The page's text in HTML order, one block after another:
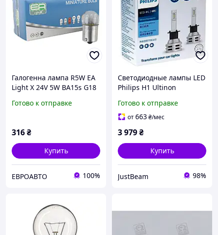
Галогенна лампа R5W EA
Light X 24V 5W BA15s G18
Готово к отправке
316₴
Купить
ЕВРОАВТО 100%
Светодиодные лампы LED
Philips H1 Ultinon
12-24v 11258UE2X2
Готово к отправке
от663₴/мес
3 979₴
Купить
JustBeam 98%